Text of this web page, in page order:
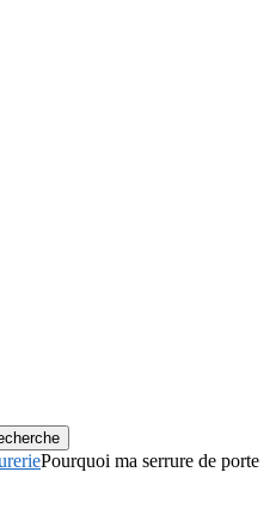
Pourquoi ma serrure de porte